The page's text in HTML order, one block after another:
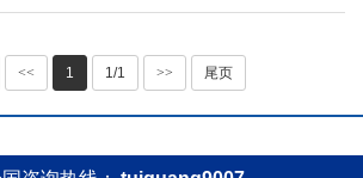
许的,在开庭审理前通知证人出庭作证,并告知
<< 1 1/1 >> 尾页